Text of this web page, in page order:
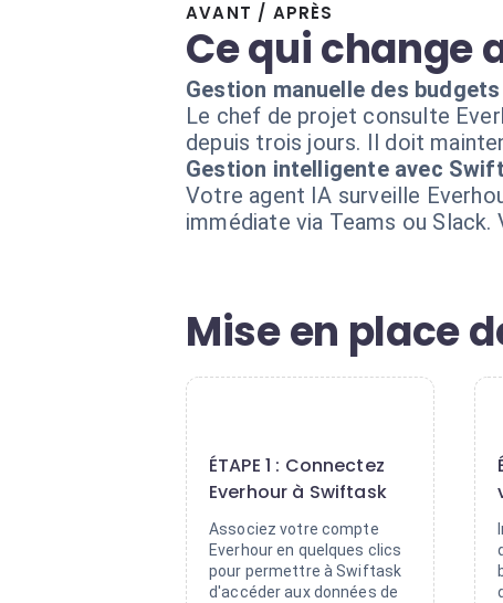
AVANT / APRÈS
Ce qui change
Gestion manuelle des budgets
Le chef de projet consulte
depuis trois jours. Il doit
Gestion intelligente avec
Votre agent IA surveille
immédiate via Teams ou
Mise en place
ÉTAPE 1 : Connectez
Everhour à Swiftask
Associez votre compte
Everhour en quelques clics
pour permettre à Swiftask
d'accéder aux données de